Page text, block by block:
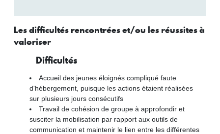
Les difficultés rencontrées et/ou les réussites à
valoriser
Difficultés
Accueil des jeunes éloignés compliqué faute
d'hébergement, puisque les actions étaient réalisées
sur plusieurs jours consécutifs
Travail de cohésion de groupe à approfondir et
susciter la mobilisation par rapport aux outils de
communication et maintenir le lien entre les différentes